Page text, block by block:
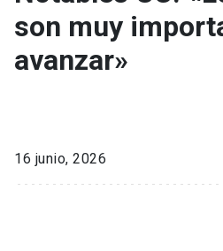
son muy
avanzar»
16 junio, 2026